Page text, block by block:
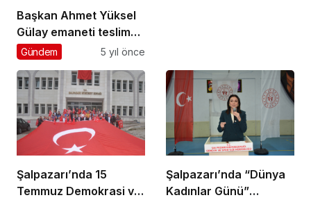
Başkan Ahmet Yüksel
Gülay emaneti teslim
etti
Gündem 5 yıl önce
Şalpazarı’nda 15
Temmuz Demokrasi ve
Şalpazarı’nda “Dünya
Kadınlar Günü”